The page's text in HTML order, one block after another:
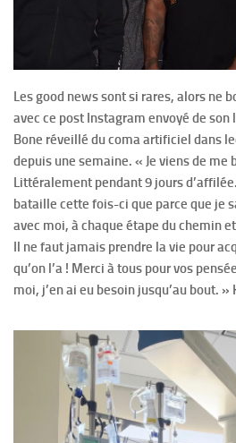
Les good news sont si rares, alors ne
avec ce post Instagram envoyé de son
Bone réveillé du coma artificiel dans
depuis une semaine. « Je viens de me
Littéralement pendant 9 jours
bataille cette fois-ci que parce que je
avec moi, à chaque étape du chemin
Il ne faut jamais prendre la vie pour
qu’on l’a ! Merci à tous pour vos
moi, j’en ai eu besoin jusqu’au bout. »